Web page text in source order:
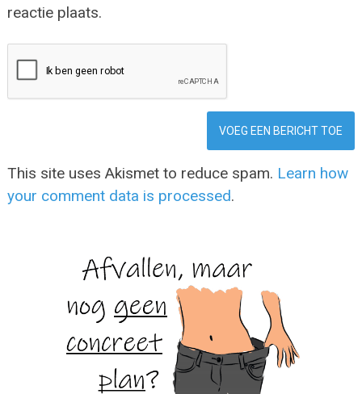
reactie plaats.
This site uses Akismet to reduce spam. Learn how
your comment data is processed.